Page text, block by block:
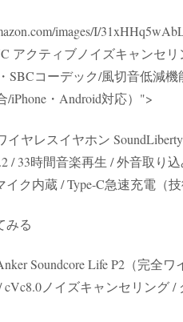
images/I/
アクティブノイズキャンセ
SBCコーデック/風切音低減機
iPhone・Android対応）">
イヤレスイヤホン
/ 33時間音楽再生 / 外音取り
ク内蔵 / Type-C急速充電（
みる
Soundcore Life P2（完全
ノイズキャンセリング /